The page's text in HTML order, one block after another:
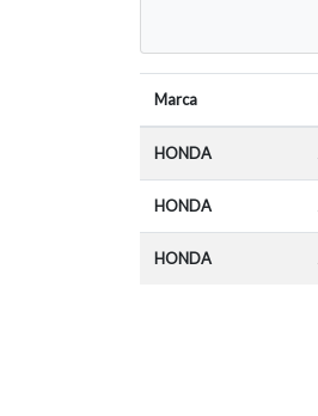
Marca
HONDA
HONDA
HONDA